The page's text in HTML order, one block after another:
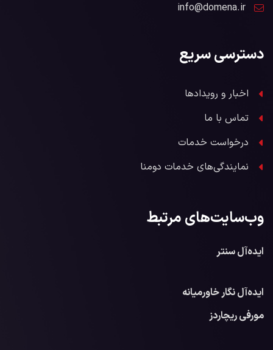
info@domena.ir
دسترسی سریع
اخبار و رویدادها
تماس با ما
درخواست خدمات
نمایندگی‌های خدمات دومنا
وب‌سایت‌های مرتبط
ایده‌آل سنتر
ایده‌آل نگار خاورمیانه
مورفی ریچاردز